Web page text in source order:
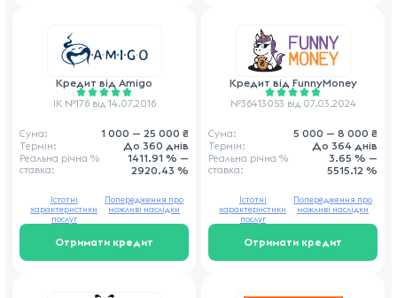
Кредит від Amigo
ІК №176 від 14.07.2016
Сума: 1 000 — 25 000 ₴
Термін: До 360 днів
Реальна річна %
ставка:
1411.91 % —
2920.43 %
Отримати кредит
Істотні
характеристики
послуг
Попередження про
можливі наслідки
Кредит від FunnyMoney
№36413053 від 07.03.2024
Сума: 5 000 — 8 000 ₴
Термін: До 364 днів
Реальна річна %
ставка:
3.65 % —
5515.12 %
Отримати кредит
Істотні
характеристики
послуг
Попередження про
можливі наслідки